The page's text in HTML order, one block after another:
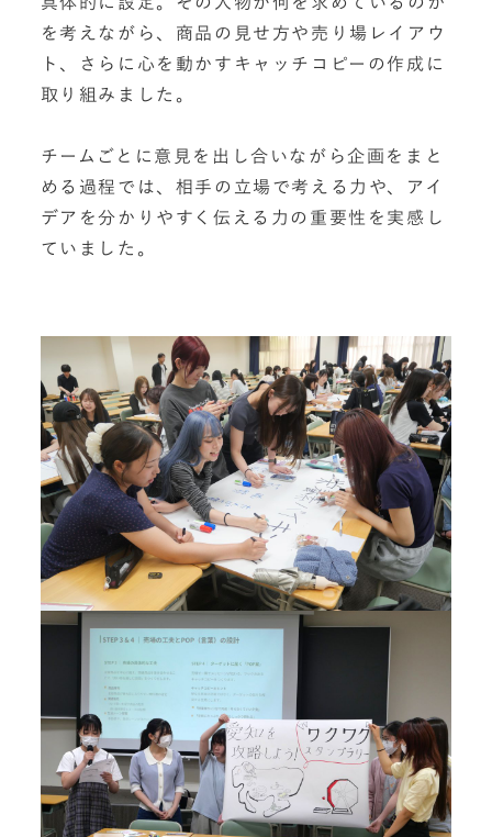
を考えながら、商品の見せ方や売り場レイアウ
ト、さらに心を動かすキャッチコピーの作成に
取り組みました。
チームごとに意見を出し合いながら企画をまと
める過程では、相手の立場で考える力や、アイ
デアを分かりやすく伝える力の重要性を実感し
ていました。